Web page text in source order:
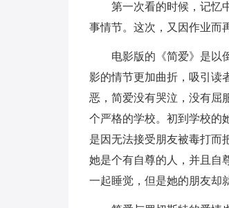
第一次看的时候，记忆
事情节。这次，又因作业而
电影版的《简爱》是以
影的情节更加曲折，吸引读
恶，简爱没有哭泣，没有屈
个严格的学校。初到学校的
是因无法接受朋友被毒打而
她是个有自尊的人，并且自
一起睡觉，但是她的朋友却